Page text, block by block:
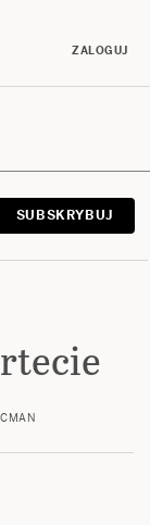
ZALOGUJ
SUBSKRYBUJ